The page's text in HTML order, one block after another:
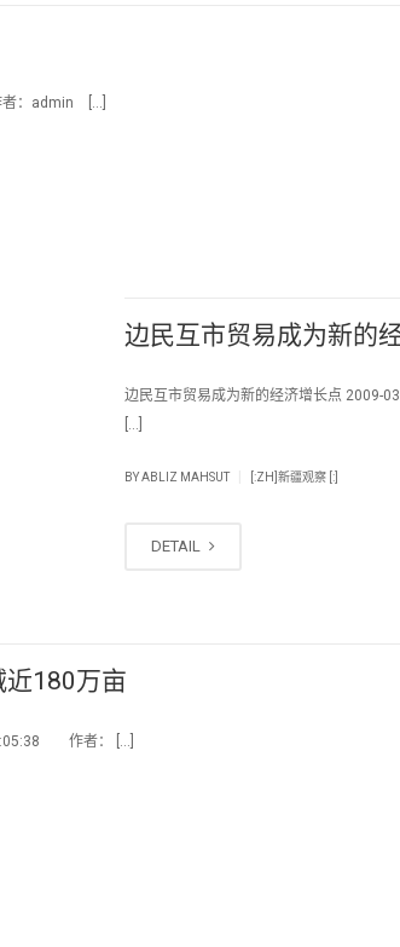
者：admin […]
边民互市贸易成为新的
边民互市贸易成为新的经济增长点
[…]
BYABLIZ MAHSUT [:ZH]新疆观察 [:]
DETAIL
180万亩
作者： […]